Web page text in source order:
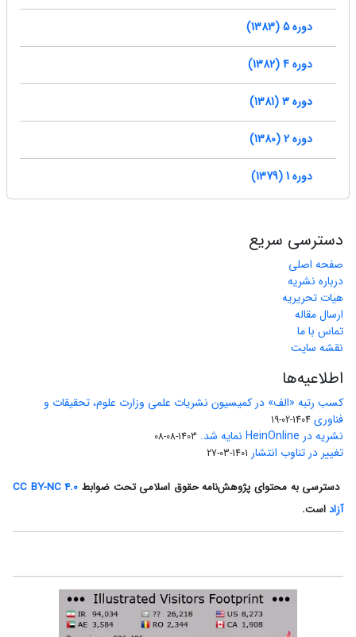
دوره 5 (1383)
دوره 4 (1382)
دوره 3 (1381)
دوره 2 (1380)
دوره 1 (1379)
دسترسی سریع
صفحه اصلی
درباره نشریه
هیات تحریریه
ارسال مقاله
تماس با ما
نقشه سایت
اطلاعیه‌ها
کسب رتبه «الف» در کمیسیون نشریات علمی وزارت علوم، تحقیقات و
فناوری 1404-02-19
نشریه در HeinOnline نمایه شد. 1403-08-08
تغییر در تناوب انتشار 1401-03-27
دسترسی به محتوای پژوهش‌نامه حقوق اسلامی تحت ضوابط CC BY-NC 4.0
آزاداست.